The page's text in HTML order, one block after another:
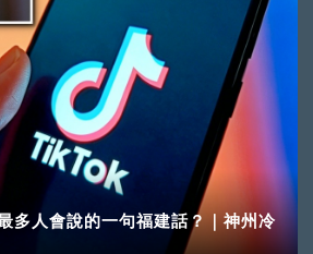
多人會說的一句福建話？｜神州冷